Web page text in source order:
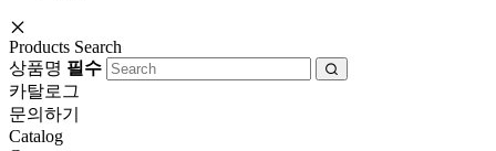
Products Search
상품명 필수
카탈로그
문의하기
Catalog